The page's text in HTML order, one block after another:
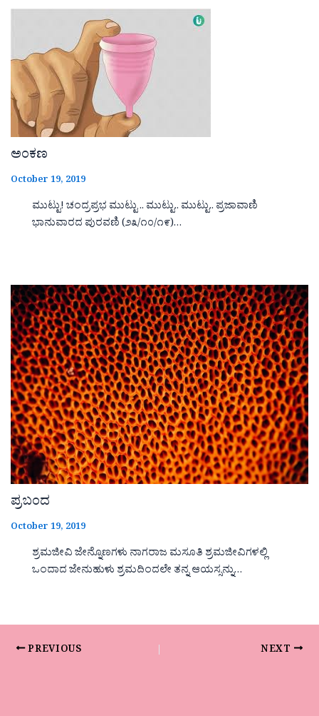
ಅಂಕಣ
October 19, 2019
ಮುಟ್ಟು! ಚಂದ್ರಪ್ರಭ ಮುಟ್ಟು .. ಮುಟ್ಟು.. ಮುಟ್ಟು.. ಪ್ರಜಾವಾಣಿ
ಭಾನುವಾರದ ಪುರವಣಿ (೨೩/೧೦/೧೯)…
ಪ್ರಬಂದ
October 19, 2019
ಶ್ರಮಜೀವಿ ಜೇನ್ನೊಣಗಳು ನಾಗರಾಜ ಮಸೂತಿ ಶ್ರಮಜೀವಿಗಳಲ್ಲಿ
ಒಂದಾದ ಜೇನುಹುಳು ಶ್ರಮದಿಂದಲೇ ತನ್ನ ಆಯಸ್ಸನ್ನು…
PREVIOUS NEXT